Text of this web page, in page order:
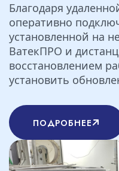
Благодаря
оперативно
установленной на
ВатекПРО и
восстановлением
установить
ПОДРОБНЕЕ